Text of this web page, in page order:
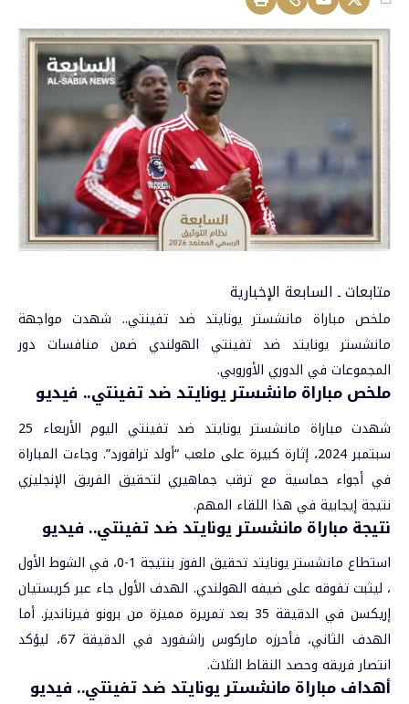
متابعات ـ السابعة الإخبارية
ملخص مباراة مانشستر يونايتد ضد تفينتي.. شهدت مواجهة
مانشستر يونايتد ضد تفينتي الهولندي ضمن منافسات دور
المجموعات في الدوري الأوروبي.
ملخص مباراة مانشستر يونايتد ضد تفينتي.. فيديو
شهدت مباراة مانشستر يونايتد
ضد تفينتي اليوم الأربعاء 25
سبتمبر 2024، إثارة كبيرة على ملعب “أولد ترافورد”. وجاءت المباراة
في أجواء حماسية مع ترقب جماهيري لتحقيق الفريق الإنجليزي
نتيجة إيجابية في هذا اللقاء المهم.
نتيجة مباراة مانشستر يونايتد ضد تفينتي.. فيديو
استطاع مانشستر يونايتد تحقيق الفوز بنتيجة 1-0، في الشوط الأول
، ليثبت تفوقه على ضيفه الهولندي. الهدف الأول جاء عبر كريستيان
إريكسن في الدقيقة 35 بعد تمريرة مميزة من برونو فيرنانديز. أما
الهدف الثاني، فأحرزه ماركوس راشفورد في الدقيقة 67، ليؤكد
انتصار فريقه وحصد النقاط الثلاث.
أهداف مباراة مانشستر يونايتد ضد تفينتي.. فيديو